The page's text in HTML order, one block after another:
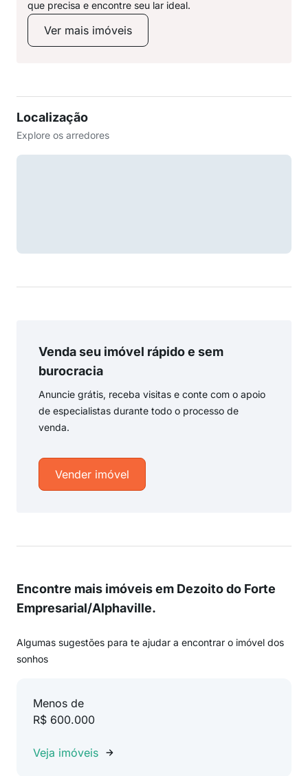
que precisa e encontre seu lar ideal.
Ver mais imóveis
Localização
Explore os arredores
Venda seu imóvel rápido e sem
burocracia
Anuncie grátis, receba visitas e conte com o apoio
de especialistas durante todo o processo de
venda.
Vender imóvel
Encontre mais imóveis em Dezoito do Forte
Empresarial/Alphaville.
Algumas sugestões para te ajudar a encontrar o imóvel dos
sonhos
Menos de
R$ 600.000
Veja imóveis